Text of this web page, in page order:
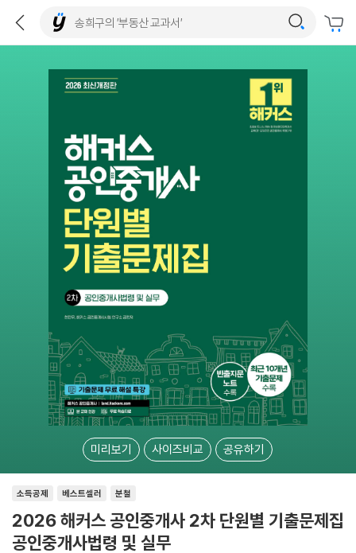
미리보기 사이즈비교 공유하기
소득공제 베스트셀러 분철
2026 해커스 공인중개사 2차 단원별 기출문제집
공인중개사법령 및 실무